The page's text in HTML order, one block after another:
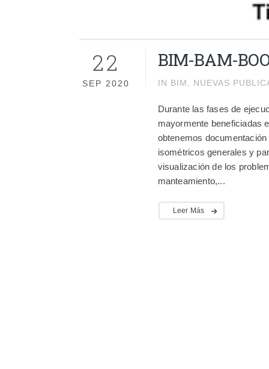
22
SEP 2020
BIM-BAM-
IN BIM NUEVAS
Durante las fases de
mayormente beneficiadas
obtenemos
isométricos generales y
visualización de los
manteamiento,...
Leer Más